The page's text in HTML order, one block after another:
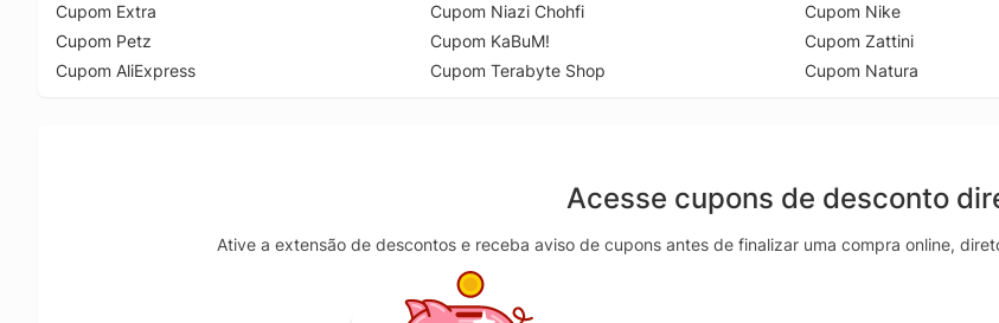
Cupom Extra
Cupom Petz
Cupom AliExpress
Cupom Niazi Chohfi
Cupom KaBuM!
Cupom Terabyte Shop
Cupom Nike
Cupom Zattini
Cupom Natura
Acesse cupons de desconto
Ative a extensão de descontos e receba aviso de cupons antes de finalizar uma compra online,